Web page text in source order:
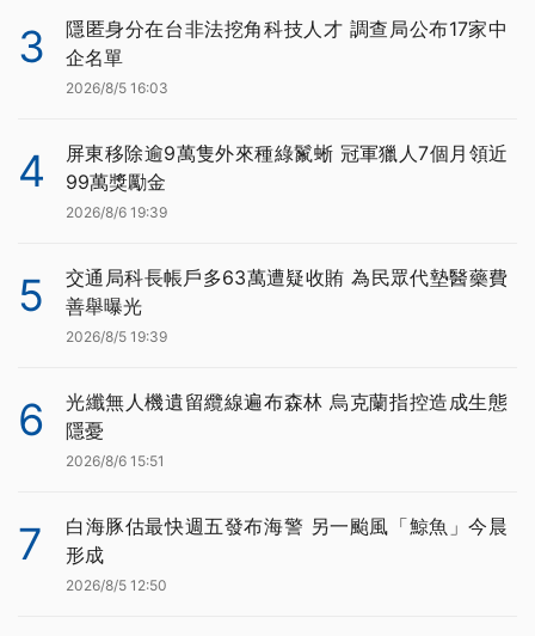
3
隱匿身分在台非法挖角科技人才 調查局公布17家中
企名單
2026/8/5 16:03
4
屏東移除逾9萬隻外來種綠鬣蜥 冠軍獵人7個月領近
99萬獎勵金
2026/8/6 19:39
5
交通局科長帳戶多63萬遭疑收賄 為民眾代墊醫藥費
善舉曝光
2026/8/5 19:39
6
光纖無人機遺留纜線遍布森林 烏克蘭指控造成生態
隱憂
2026/8/6 15:51
7
白海豚估最快週五發布海警 另一颱風「鯨魚」今晨
形成
2026/8/5 12:50